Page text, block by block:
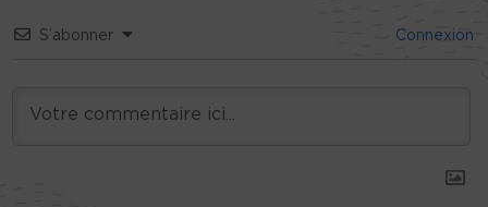
S’abonner Connexion